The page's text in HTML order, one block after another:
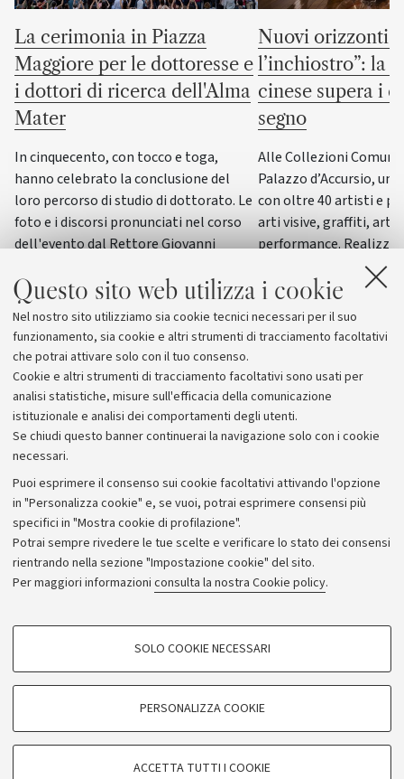
Questo sito web utilizza i cookie
Nel nostro sito utilizziamo sia cookie tecnici necessari per il suo
funzionamento, sia cookie e altri strumenti di tracciamento facoltativi
che potrai attivare solo con il tuo consenso.
Cookie e altri strumenti di tracciamento facoltativi sono usati per
analisi statistiche, misure sull'efficacia della comunicazione
istituzionale e analisi dei comportamenti degli utenti.
Se chiudi questo banner continuerai la navigazione solo con i cookie
necessari.
Puoi esprimere il consenso sui cookie facoltativi attivando l'opzione
in "Personalizza cookie" e, se vuoi, potrai esprimere consensi più
specifici in "Mostra cookie di profilazione".
Potrai sempre rivedere le tue scelte e verificare lo stato dei consensi
rientrando nella sezione "Impostazione cookie" del sito.
Per maggiori informazioni consulta la nostra Cookie policy.
COOKIE DI PROFILAZIONE - FACOLTATIVI
COOKIE TECNICI - NECESSARI
SOLO COOKIE NECESSARI
PERSONALIZZA COOKIE
ACCETTA TUTTI I COOKIE
La cerimonia in Piazza
Maggiore per le dottoresse e
i dottori di ricerca dell'Alma
Mater
In cinquecento, con tocco e toga,
hanno celebrato la conclusione del
loro percorso di studio di dottorato. Le
foto e i discorsi pronunciati nel corso
dell'evento dal Rettore Giovanni
Elisabetta Tola e dal genetista Guido
Barbujani
Nuovi orizzonti
l’inchiostro”: la
cinese supera i
segno
Alle Collezioni
Palazzo d’Accursio,
con oltre 40 artisti e
arti visive, graffiti, arti
performance.
del progetto “ERC
dall’Università di
esposizione di questo
Archivio
Comunicati stampa
Redazione
Rassegna stampa
© Copyright 2026 - ALMA MATER STUDIORUM - Università di
Bologna - Via Zamboni, 33 - 40126 Bologna - PI: 01131710376 -
CF: 80007010376